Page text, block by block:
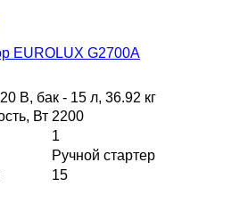
EUROLUX G2700A
В, бак - 15 л, 36.92 кг
Вт 2200
1
Ручной стартер
15